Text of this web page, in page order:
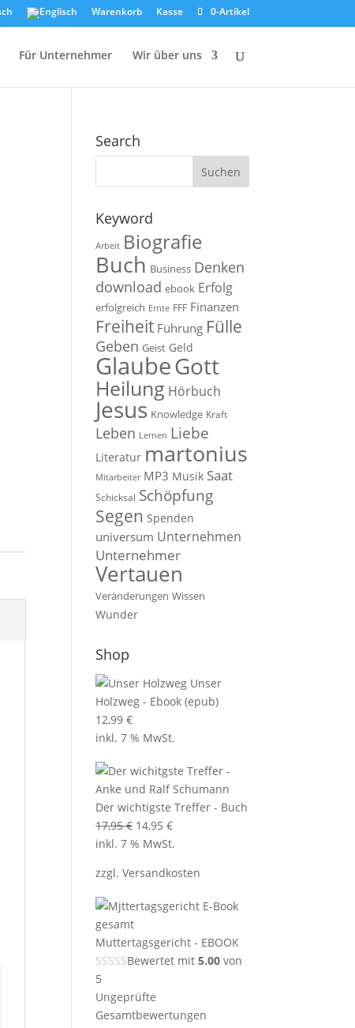
Warenkorb Kasse 0-Artikel
Für Unternehmer Wir über uns
Search
Keyword
Arbeit Biografie
Buch Business Denken
download ebook Erfolg
erfolgreich Ernte FFF Finanzen
Freiheit Führung Fülle
Geben Geist Geld
GlaubeGott
Heilung Hörbuch
Jesus Knowledge Kraft
Leben Lernen Liebe
Literatur martonius
Mitarbeiter MP3 Musik Saat
Schicksal Schöpfung
Segen Spenden
universum Unternehmen
Unternehmer
Vertauen
Veränderungen Wissen
Wunder
Shop
Unser
Holzweg - Ebook (epub)
12,99€
inkl. 7 % MwSt.
Der wichtigste Treffer - Buch
17,95€ Ursprünglicher
Preis
17,95 €
14,95€Aktueller
Preis
14,95 €.
inkl. 7 % MwSt.
zzgl.Versandkosten
Muttertagsgericht - EBOOK
Bewertet mit5.00 von
5
Ungeprüfte
Gesamtbewertungen